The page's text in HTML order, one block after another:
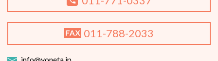
011-788-2033